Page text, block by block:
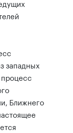
западных
Ближнего